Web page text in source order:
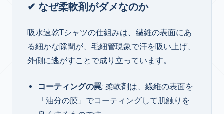
✔ なぜ柔軟剤がダメなのか
吸水速乾Tシャツの仕組みは、繊維の表面にあ
る細かな隙間が、毛細管現象で汗を吸い上げ、
外側に逃がすことで成り立っています。
コーティングの罠: 柔軟剤は、繊維の表面を
「油分の膜」でコーティングして肌触りを